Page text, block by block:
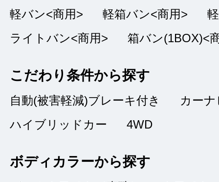
★★★★★
5点
総合評価
2024/03/09
満足しました
ｐｉｙｏｐｉｙ
販売店の評価
接客：5
軽バン<商用> 軽箱バン<商用>
ライトバン<商用>
箱バン(1BOX)<
こだわり条件から探す
自動(被害軽減)ブレーキ付き
カー
ハイブリッドカー
4WD
ボディカラーから探す